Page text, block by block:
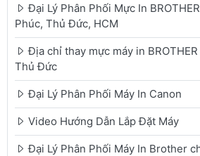
Đại Lý Phân Phối Mực In
Phúc, Thủ Đức, HCM
Địa chỉ thay mực máy in
Thủ Đức
Đại Lý Phân Phối Máy In Canon
Video Hướng Dẫn Lắp Đặt Máy
Đại Lý Phân Phối Máy In Brother